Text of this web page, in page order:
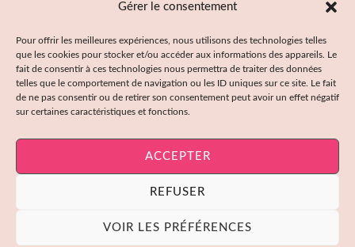
Gérer le consentement
Pour offrir les meilleures expériences, nous utilisons des technologies telles
que les cookies pour stocker et/ou accéder aux informations des appareils. Le
fait de consentir à ces technologies nous permettra de traiter des données
telles que le comportement de navigation ou les ID uniques sur ce site. Le fait
de ne pas consentir ou de retirer son consentement peut avoir un effet négatif
sur certaines caractéristiques et fonctions.
ACCEPTER
REFUSER
VOIR LES PRÉFÉRENCES
Thé Matcha Iced Cream
7,00
sur